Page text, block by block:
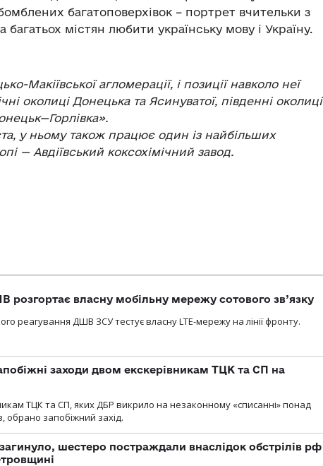
багатоповерхівок – портрет вчительки з
багатьох містян любити українську мову і Україну.
Макіївської агломерації, і позиції навколо неї
околиці Донецька та Ясинуватої, південні околиці
у ньому також працює один із найбільших
— Авдіївський коксохімічний завод.
розгортає власну мобільну мережу сотового зв’язку
реагування ДШВ ЗСУ тестує власну LTE-мережу на лінії фронту.
заходи двом екскерівникам ТЦК та СП на
ТЦК та СП, яких ДБР викрило на незаконному «списанні» понад
обрано запобіжний захід.
шестеро постраждали внаслідок обстрілів рф